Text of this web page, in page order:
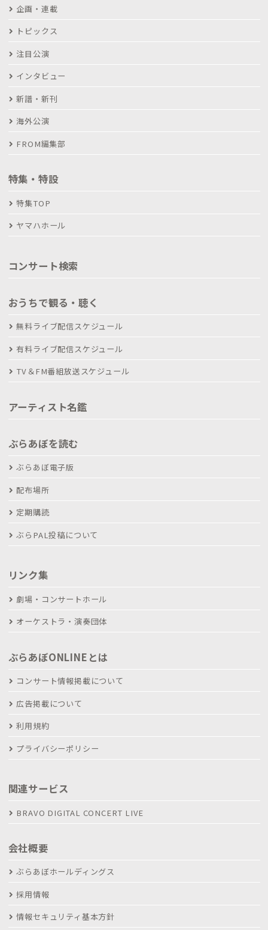
企画・連載
トピックス
注目公演
インタビュー
新譜・新刊
海外公演
FROM編集部
特集・特設
特集TOP
ヤマハホール
コンサート検索
おうちで観る・聴く
無料ライブ配信スケジュール
有料ライブ配信スケジュール
TV＆FM番組放送スケジュール
アーティスト名鑑
ぶらあぼを読む
ぶらあぼ電子版
配布場所
定期購読
ぶらPAL投稿について
リンク集
劇場・コンサートホール
オーケストラ・演奏団体
ぶらあぼONLINEとは
コンサート情報掲載について
広告掲載について
利用規約
プライバシーポリシー
関連サービス
BRAVO DIGITAL CONCERT LIVE
会社概要
ぶらあぼホールディングス
採用情報
情報セキュリティ基本方針